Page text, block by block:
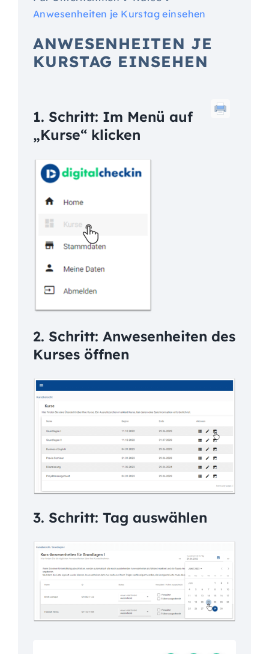
Anwesenheiten je Kurstag einsehen
ANWESENHEITEN JE
KURSTAG EINSEHEN
1. Schritt: Im Menü auf
„Kurse“ klicken
2. Schritt: Anwesenheiten des
Kurses öffnen
3. Schritt: Tag auswählen